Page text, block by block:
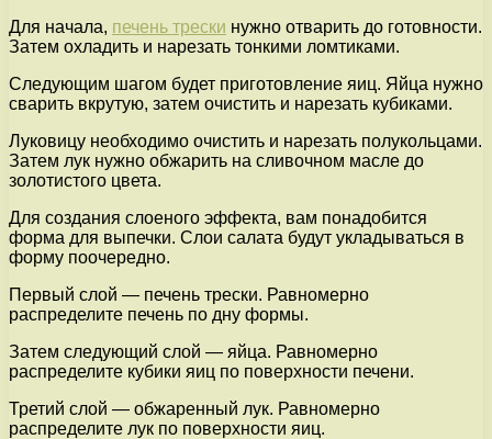
Для начала, печень трески нужно отварить до готовности.
Затем охладить и нарезать тонкими ломтиками.
Следующим шагом будет приготовление яиц. Яйца нужно
сварить вкрутую, затем очистить и нарезать кубиками.
Луковицу необходимо очистить и нарезать полукольцами.
Затем лук нужно обжарить на сливочном масле до
золотистого цвета.
Для создания слоеного эффекта, вам понадобится
форма для выпечки. Слои салата будут укладываться в
форму поочередно.
Первый слой — печень трески. Равномерно
распределите печень по дну формы.
Затем следующий слой — яйца. Равномерно
распределите кубики яиц по поверхности печени.
Третий слой — обжаренный лук. Равномерно
распределите лук по поверхности яиц.